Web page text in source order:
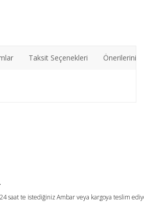
Taksit Seçenekleri Önerileriniz
eksik bilgiler bulunuyor.
saat te istediğiniz Ambar veya kargoya teslim